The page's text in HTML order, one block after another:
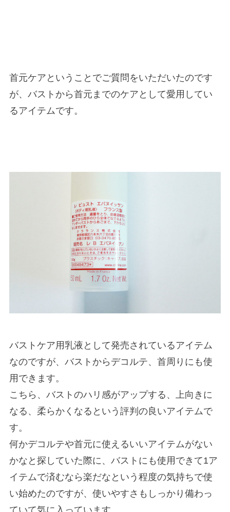
首元ケアということでご質問をいただいたのです
が、バストから首元までのケアとして愛用してい
るアイテムです。
バストケア用乳液として発売されているアイテム
なのですが、バストからデコルテ、首周りにも使
用できます。
こちら、バストのハリ感がアップする、上向きに
なる、柔らかくなるという評判の良いアイテムで
す。
何かデコルテや首元に使えるいいアイテムがない
かなと探していた際に、バストにも使用できて1ア
イテムで済むなら楽だなという程度の気持ちで使
い始めたのですが、使いやすさもしっかり備わっ
ていて気に入っています。